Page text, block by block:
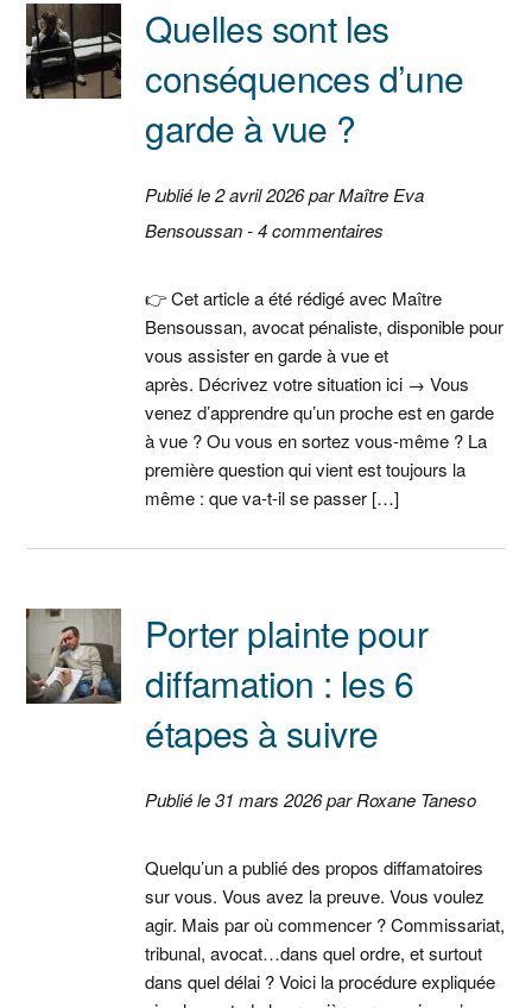
Quelles sont les
conséquences d’une
garde à vue ?
Publié le 2 avril 2026 par Maître Eva
Bensoussan - 4 commentaires
👉 Cet article a été rédigé avec Maître
Bensoussan, avocat pénaliste, disponible pour
vous assister en garde à vue et
après. Décrivez votre situation ici → Vous
venez d’apprendre qu’un proche est en garde
à vue ? Ou vous en sortez vous-même ? La
première question qui vient est toujours la
même : que va-t-il se passer […]
Porter plainte pour
diffamation : les 6
étapes à suivre
Publié le 31 mars 2026 par Roxane Taneso
Quelqu’un a publié des propos diffamatoires
sur vous. Vous avez la preuve. Vous voulez
agir. Mais par où commencer ? Commissariat,
tribunal, avocat…dans quel ordre, et surtout
dans quel délai ? Voici la procédure expliquée